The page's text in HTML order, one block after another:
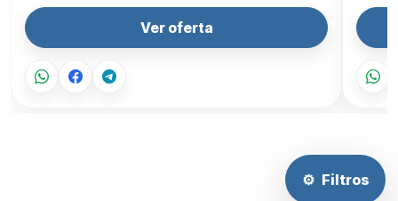
⚙ Filtros
Ver oferta